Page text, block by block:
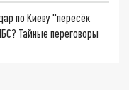
по Киеву "пересёк
Тайные переговоры